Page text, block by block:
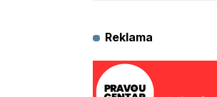
Reklama